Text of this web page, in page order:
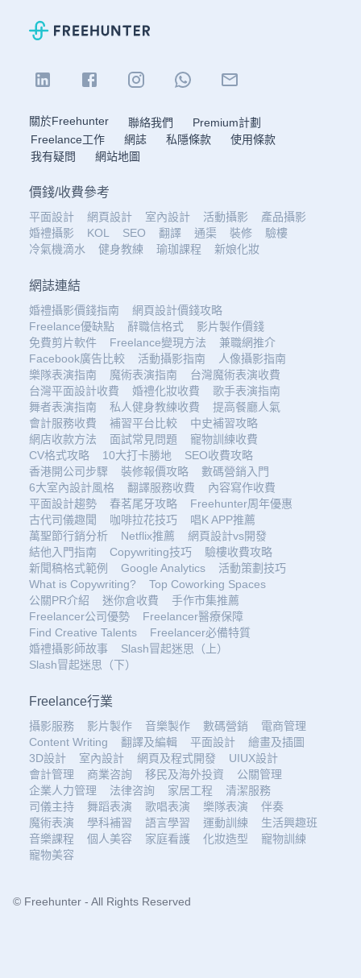
關於Freehunter 聯絡我們
Premium計劃
Freelance工作
網誌 私隱條款
使用條款
我有疑問
網站地圖
價錢/收費參考
平面設計 網頁設計 室內設計 活動攝影
產品攝影
婚禮攝影
KOL SEO 翻譯 通渠 裝修
驗樓
冷氣機滴水
健身教練 瑜珈課程 新娘化妝
網誌連結
婚禮攝影價錢指南
網頁設計價錢攻略
Freelance優缺點
辭職信格式
影片製作價錢
免費剪片軟件
Freelance變現方法
兼職網推介
Facebook廣告比較
活動攝影指南
人像攝影指南
樂隊表演指南
魔術表演指南
台灣魔術表演收費
台灣平面設計收費
婚禮化妝收費
歌手表演指南
舞者表演指南
私人健身教練收費
提高餐廳人氣
會計服務收費
補習平台比較
中史補習攻略
網店收款方法
面試常見問題
寵物訓練收費
CV格式攻略
10大打卡勝地
SEO收費攻略
香港開公司步驟
裝修報價攻略
數碼營銷入門
6大室內設計風格
翻譯服務收費
內容寫作收費
平面設計趨勢
春茗尾牙攻略
Freehunter周年優惠
古代司儀趣聞
咖啡拉花技巧
唱K APP推薦
萬聖節行銷分析
Netflix推薦
網頁設計vs開發
結他入門指南
Copywriting技巧
驗樓收費攻略
新聞稿格式範例
Google Analytics
活動策劃技巧
What is Copywriting?
Top Coworking Spaces
公關PR介紹
迷你倉收費
手作市集推薦
Freelancer公司優勢
Freelancer醫療保障
Find Creative Talents
Freelancer必備特質
婚禮攝影師故事
Slash冒起迷思（上）
Slash冒起迷思（下）
Freelance行業
攝影服務 影片製作 音樂製作 數碼營銷
電商管理
Content Writing
翻譯及編輯 平面設計
繪畫及插圖
3D設計
室內設計 網頁及程式開發
UIUX設計
會計管理
商業咨詢 移民及海外投資
公關管理
企業人力管理
法律咨詢 家居工程
清潔服務
司儀主持
舞蹈表演 歌唱表演 樂隊表演
伴奏
魔術表演
學科補習 語言學習 運動訓練
生活興趣班
音樂課程
個人美容 家庭看護 化妝造型
寵物訓練
寵物美容
© Freehunter - All Rights Reserved